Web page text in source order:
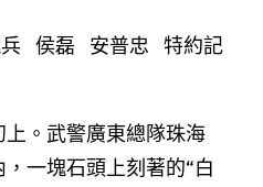
侯磊 安普忠 特約記
。武警廣東總隊珠海
一塊石頭上刻著的“白